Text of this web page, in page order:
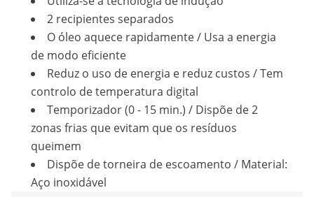
2 recipientes separados
O óleo aquece rapidamente / Usa a energia
de modo eficiente
Reduz o uso de energia e reduz custos / Tem
controlo de temperatura digital
Temporizador (0 - 15 min.) / Dispõe de 2
zonas frias que evitam que os resíduos
queimem
Dispõe de torneira de escoamento / Material:
Aço inoxidável